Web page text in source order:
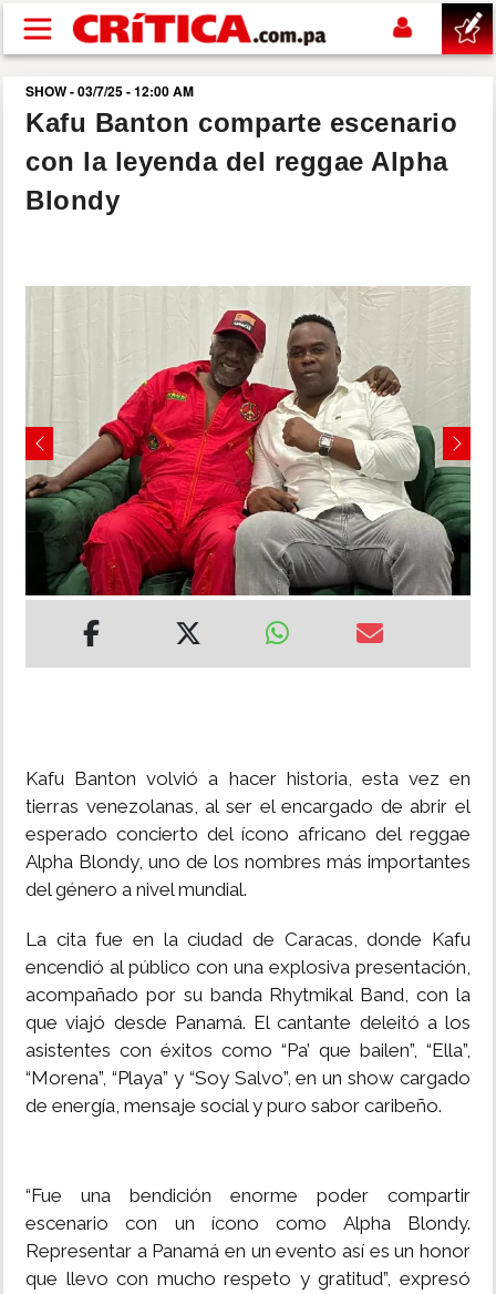
Pasar al contenido principal
buscar
SUCESOS
POLÍTICA
MUNDO
INSÓLITAS
MULTIMEDIA
IMPRESO
SHOW - 03/7/25 - 12:00 AM
Kafu Banton comparte escenario
con la leyenda del reggae Alpha
Blondy
Previous Next
Kafu Banton volvió a hacer historia, esta vez en
tierras venezolanas, al ser el encargado de abrir el
esperado concierto del ícono africano del reggae
Alpha Blondy, uno de los nombres más importantes
del género a nivel mundial.
La cita fue en la ciudad de Caracas, donde Kafu
encendió al público con una explosiva presentación,
acompañado por su banda Rhytmikal Band, con la
que viajó desde Panamá. El cantante deleitó a los
asistentes con éxitos como “Pa’ que bailen”, “Ella”,
“Morena”, “Playa” y “Soy Salvo”, en un show cargado
de energía, mensaje social y puro sabor caribeño.
“Fue una bendición enorme poder compartir
escenario con un ícono como Alpha Blondy.
Representar a Panamá en un evento así es un honor
que llevo con mucho respeto y gratitud”, expresó